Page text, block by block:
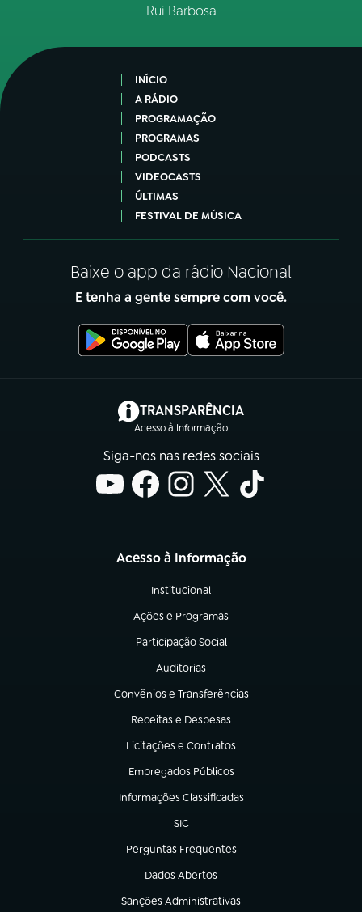
Rui Barbosa
INÍCIO
A RÁDIO
PROGRAMAÇÃO
PROGRAMAS
PODCASTS
VIDEOCASTS
ÚLTIMAS
FESTIVAL DE MÚSICA
Baixe o app da rádio Nacional
E tenha a gente sempre com você.
TRANSPARÊNCIA
Acesso à Informação
(abre em nova aba)
Siga-nos nas redes sociais
Acesso à Informação
Institucional
(abre em nova aba)
Ações e Programas
(abre em nova aba)
Participação Social
(abre em nova aba)
Auditorias
(abre em nova aba)
Convênios e Transferências
(abre em nova aba)
Receitas e Despesas
(abre em nova aba)
Licitações e Contratos
(abre em nova aba)
Empregados Públicos
(abre em nova aba)
Informações Classificadas
(abre em nova aba)
SIC
(abre em nova aba)
Perguntas Frequentes
(abre em nova aba)
Dados Abertos
(abre em nova aba)
Sanções Administrativas
(abre em nova aba)